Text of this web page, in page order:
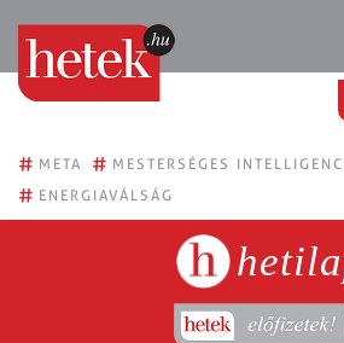
# META # MESTERSÉGES
# ENERGIAVÁLSÁG